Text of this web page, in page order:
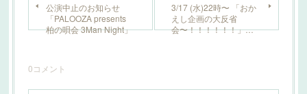
公演中止のお知らせ
「PALOOZA presents
柏の唄会 3Man Night」
3/17 (水)22時〜 「おか
えし企画の大反省
会〜！！！！！！」…
0コメント